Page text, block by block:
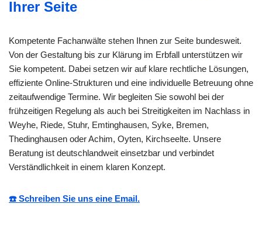
Ihrer Seite
Kompetente Fachanwälte stehen Ihnen zur Seite bundesweit.
Von der Gestaltung bis zur Klärung im Erbfall unterstützen wir
Sie kompetent. Dabei setzen wir auf klare rechtliche Lösungen,
effiziente Online-Strukturen und eine individuelle Betreuung ohne
zeitaufwendige Termine. Wir begleiten Sie sowohl bei der
frühzeitigen Regelung als auch bei Streitigkeiten im Nachlass in
Weyhe, Riede, Stuhr, Emtinghausen, Syke, Bremen,
Thedinghausen oder Achim, Oyten, Kirchseelte. Unsere
Beratung ist deutschlandweit einsetzbar und verbindet
Verständlichkeit in einem klaren Konzept.
☎️ Schreiben Sie uns eine Email.